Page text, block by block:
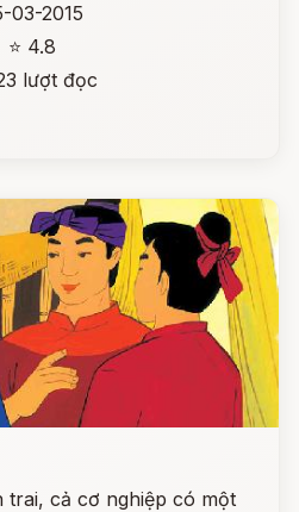
03-2015
⭐ 4.8
lượt đọc
trai, cả cơ nghiệp có một